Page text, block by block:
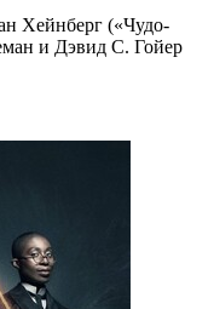
Хейнберг («Чудо-
и Дэвид С. Гойер